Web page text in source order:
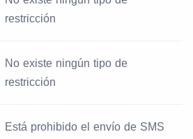
restricción
No existe ningún tipo de
restricción
Está prohibido el envío de SMS